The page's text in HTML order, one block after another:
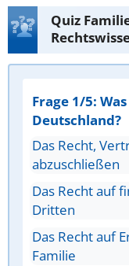
Quiz
Frage 1/5:
Deutschland?
Das Recht,
abzuschließen
Das Recht auf
Dritten
Das Recht auf
Familie